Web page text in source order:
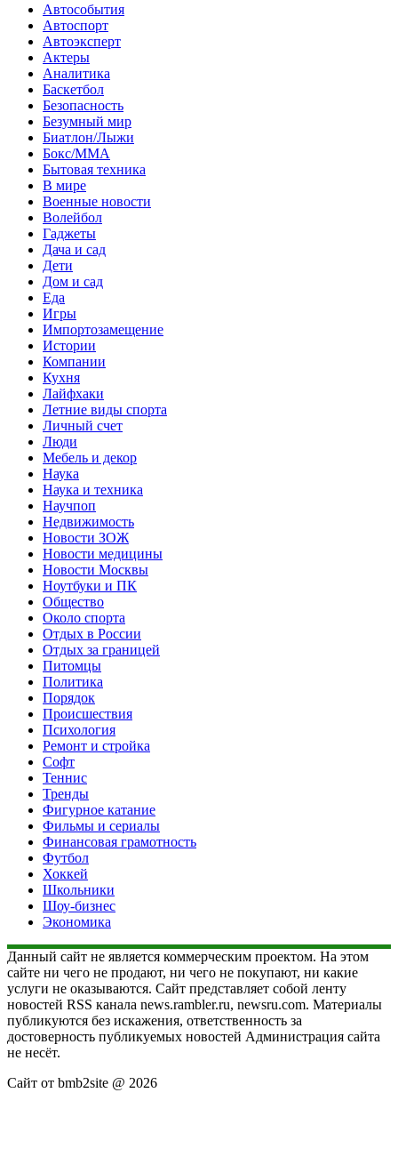
Автособытия
Автоспорт
Автоэксперт
Актеры
Аналитика
Баскетбол
Безопасность
Безумный мир
Биатлон/Лыжи
Бокс/MMA
Бытовая техника
В мире
Военные новости
Волейбол
Гаджеты
Дача и сад
Дети
Дом и сад
Еда
Игры
Импортозамещение
Истории
Компании
Кухня
Лайфхаки
Летние виды спорта
Личный счет
Люди
Мебель и декор
Наука
Наука и техника
Научпоп
Недвижимость
Новости ЗОЖ
Новости медицины
Новости Москвы
Ноутбуки и ПК
Общество
Около спорта
Отдых в России
Отдых за границей
Питомцы
Политика
Порядок
Происшествия
Психология
Ремонт и стройка
Софт
Теннис
Тренды
Фигурное катание
Фильмы и сериалы
Финансовая грамотность
Футбол
Хоккей
Школьники
Шоу-бизнес
Экономика
Данный сайт не является коммерческим проектом. На этом
сайте ни чего не продают, ни чего не покупают, ни какие
услуги не оказываются. Сайт представляет собой ленту
новостей RSS канала news.rambler.ru, newsru.com. Материалы
публикуются без искажения, ответственность за
достоверность публикуемых новостей Администрация сайта
не несёт.
Сайт от bmb2site @ 2026